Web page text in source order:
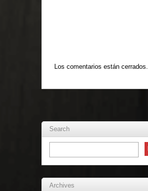
Los comentarios están cerrados.
Search
Archives